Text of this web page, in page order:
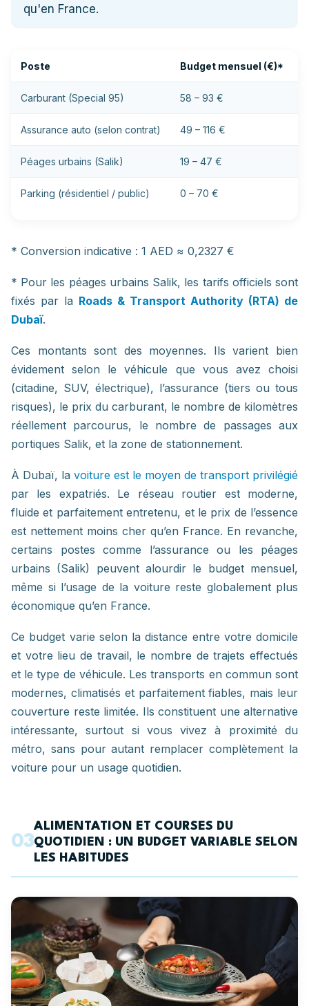
qu'en France.
Poste Budget mensuel (€)*
Carburant (Special 95) 58 – 93 €
Assurance auto (selon contrat) 49 – 116 €
Péages urbains (Salik) 19 – 47 €
Parking (résidentiel / public) 0 – 70 €
* Conversion indicative : 1 AED ≈ 0,2327 €
* Pour les péages urbains Salik, les tarifs officiels sont
fixés par la Roads & Transport Authority (RTA) de
Dubaï.
Ces montants sont des moyennes. Ils varient bien
évidement selon le véhicule que vous avez choisi
(citadine, SUV, électrique), l’assurance (tiers ou tous
risques), le prix du carburant, le nombre de kilomètres
réellement parcourus, le nombre de passages aux
portiques Salik, et la zone de stationnement.
À Dubaï, la voiture est le moyen de transport privilégié
par les expatriés. Le réseau routier est moderne,
fluide et parfaitement entretenu, et le prix de l’essence
est nettement moins cher qu’en France. En revanche,
certains postes comme l’assurance ou les péages
urbains (Salik) peuvent alourdir le budget mensuel,
même si l’usage de la voiture reste globalement plus
économique qu’en France.
Ce budget varie selon la distance entre votre domicile
et votre lieu de travail, le nombre de trajets effectués
et le type de véhicule. Les transports en commun sont
modernes, climatisés et parfaitement fiables, mais leur
couverture reste limitée. Ils constituent une alternative
intéressante, surtout si vous vivez à proximité du
métro, sans pour autant remplacer complètement la
voiture pour un usage quotidien.
03
ALIMENTATION ET COURSES DU
QUOTIDIEN : UN BUDGET VARIABLE SELON
LES HABITUDES